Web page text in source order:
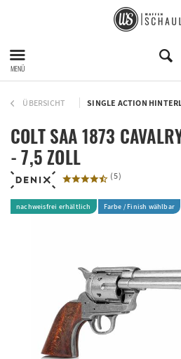
MENÜ
ÜBERSICHT SINGLE ACTION
COLT SAA 1873
- 7,5 ZOLL
(5)
nachweisfrei erhältlich Farbe / Finish wählbar